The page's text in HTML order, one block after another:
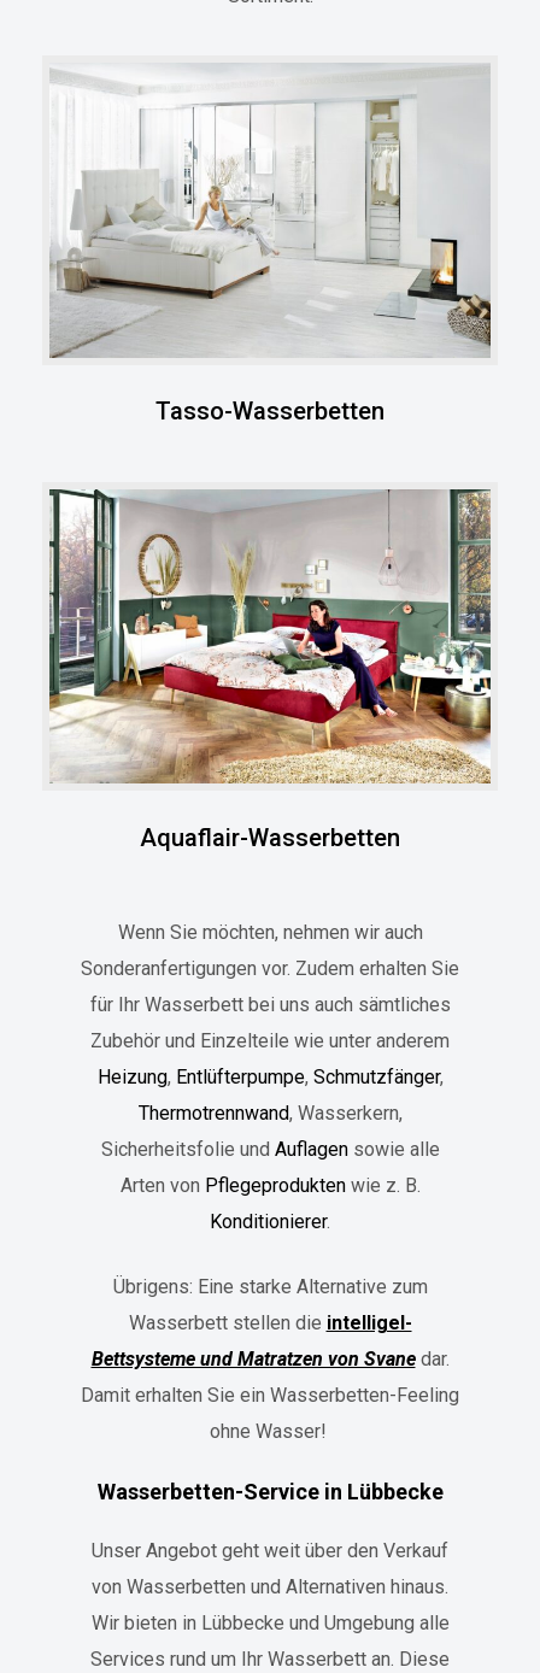
Tasso-Wasserbetten
Aquaflair-Wasserbetten
Wenn Sie möchten, nehmen wir auch
Sonderanfertigungen vor. Zudem erhalten Sie
für Ihr Wasserbett bei uns auch sämtliches
Zubehör und Einzelteile wie unter anderem
Heizung, Entlüfterpumpe, Schmutzfänger,
Thermotrennwand, Wasserkern,
Sicherheitsfolie und Auflagensowie alle
Arten von Pflegeproduktenwie z. B.
Konditionierer.
Übrigens: Eine starke Alternative zum
Wasserbett stellen die intelligel-
Bettsysteme und Matratzen von Svanedar.
Damit erhalten Sie ein Wasserbetten-Feeling
ohne Wasser!
Wasserbetten-Service in Lübbecke
Unser Angebot geht weit über den Verkauf
von Wasserbetten und Alternativen hinaus.
Wir bieten in Lübbecke und Umgebung alle
Services rund um Ihr Wasserbett an. Diese